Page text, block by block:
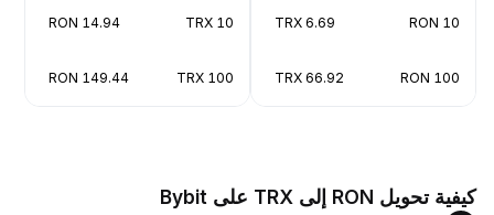
10 RON
6.69 TRX
100 RON
66.92 TRX
10 TRX
14.94 RON
100 TRX
149.44 RON
كيفية تحويل RON إلى TRX على Bybit